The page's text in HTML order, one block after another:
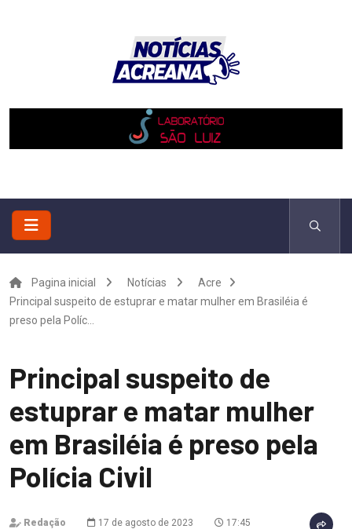
Pagina inicial Notícias
Acre
Principal suspeito de estuprar e matar mulher em Brasiléia é
preso pela Políc...
Principal suspeito de
estuprar e matar mulher
em Brasiléia é preso pela
Polícia Civil
Redação 17 de agosto de 2023 17:45